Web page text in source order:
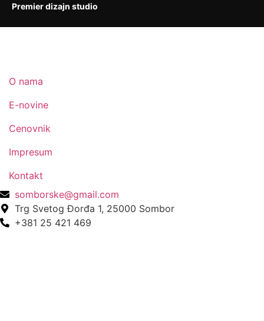
Premier dizajn studio
O nama
E-novine
Cenovnik
Impresum
Kontakt
somborske@gmail.com
Trg Svetog Đorđa 1, 25000 Sombor
+381 25 421 469